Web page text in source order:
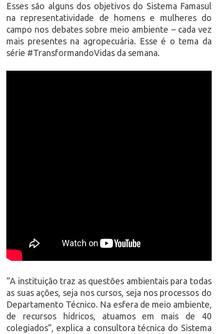
Esses são alguns dos objetivos do Sistema Famasul
na representatividade de homens e mulheres do
campo nos debates sobre meio ambiente – cada vez
mais presentes na agropecuária. Esse é o tema da
série #TransformandoVidas da semana.
“A instituição traz as questões ambientais para todas
as suas ações, seja nos cursos, seja nos processos do
Departamento Técnico. Na esfera de meio ambiente,
de recursos hídricos, atuamos em mais de 40
colegiados”, explica a consultora técnica do Sistema